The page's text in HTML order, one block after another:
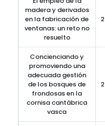
madera y derivados
en la fabricación de
ventanas: un reto no
resuelto
Concienciando y
promoviendo una
adecuada gestión
de los bosques de
frondosas en la
cornisa cantábrica
vasca